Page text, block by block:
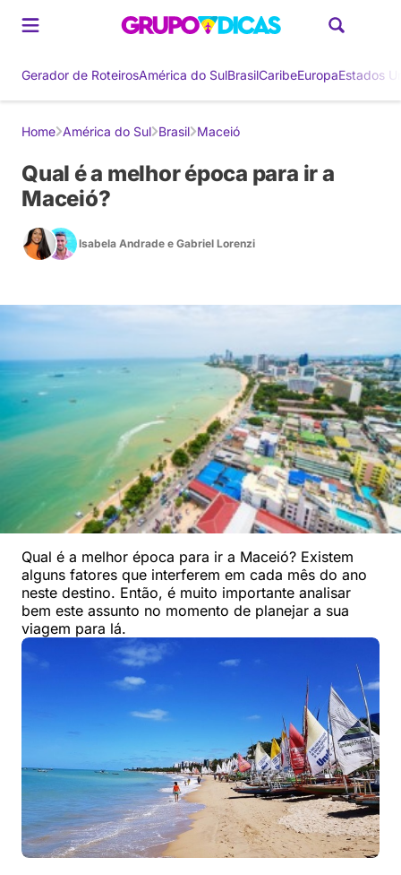
Gerador de RoteirosAmérica do SulBrasilCaribeEuropaEstados
Home América do Sul Brasil Maceió
Qual é a melhor época para ir a
Maceió?
Isabela Andrade e Gabriel Lorenzi
Qual é a melhor época para ir a Maceió? Existem
alguns fatores que interferem em cada mês do ano
neste destino. Então, é muito importante analisar
bem este assunto no momento de planejar a sua
viagem para lá.